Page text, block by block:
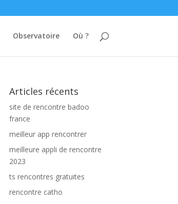
Observatoire Où ?
Articles récents
site de rencontre badoo
france
meilleur app rencontrer
meilleure appli de rencontre
2023
ts rencontres gratuites
rencontre catho